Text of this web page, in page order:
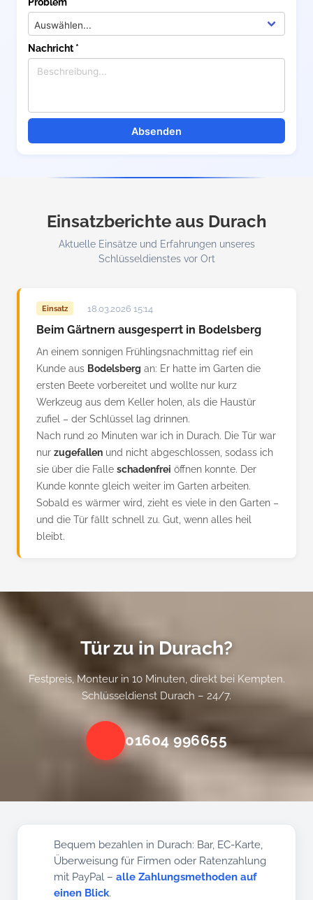
Nachricht *
Absenden
Einsatzberichte aus Durach
Aktuelle Einsätze und Erfahrungen unseres
Schlüsseldienstes vor Ort
Einsatz 18.03.2026 15:14
Beim Gärtnern ausgesperrt in Bodelsberg
An einem sonnigen Frühlingsnachmittag rief ein
Kunde aus Bodelsberg an: Er hatte im Garten die
ersten Beete vorbereitet und wollte nur kurz
Werkzeug aus dem Keller holen, als die Haustür
zufiel – der Schlüssel lag drinnen.
Nach rund 20 Minuten war ich in Durach. Die Tür war
nur zugefallen und nicht abgeschlossen, sodass ich
sie über die Falle schadenfrei öffnen konnte. Der
Kunde konnte gleich weiter im Garten arbeiten.
Sobald es wärmer wird, zieht es viele in den Garten –
und die Tür fällt schnell zu. Gut, wenn alles heil
bleibt.
Tür zu in Durach?
Festpreis, Monteur in 10 Minuten, direkt bei Kempten.
Schlüsseldienst Durach – 24/7.
01604 996655
Bequem bezahlen in Durach: Bar, EC-Karte,
Überweisung für Firmen oder Ratenzahlung
mit PayPal –alle Zahlungsmethoden auf
einen Blick.